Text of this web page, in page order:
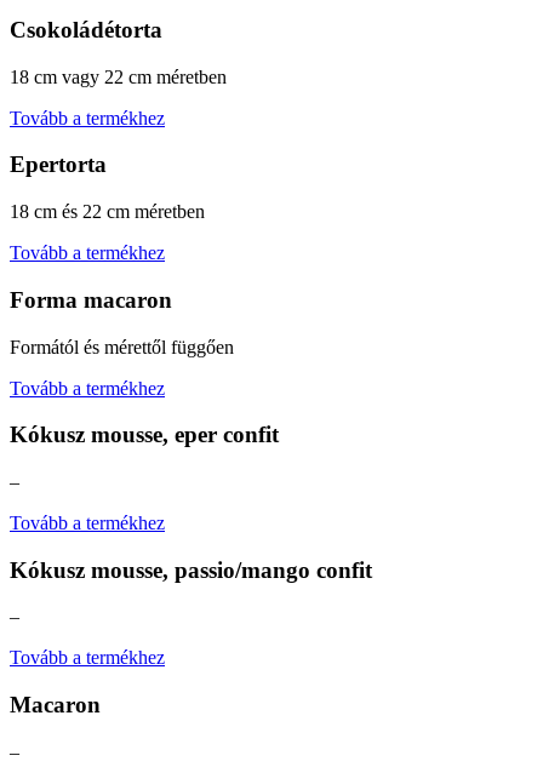
Csokoládétorta
18 cm vagy 22 cm méretben
Tovább a termékhez
Epertorta
18 cm és 22 cm méretben
Tovább a termékhez
Forma macaron
Formától és mérettől függően
Tovább a termékhez
Kókusz mousse, eper confit
–
Tovább a termékhez
Kókusz mousse, passio/mango confit
–
Tovább a termékhez
Macaron
–